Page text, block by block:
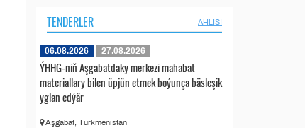
TENDERLER ÄHLISI
06.08.2026 27.08.2026
ÝHHG-niň Aşgabatdaky merkezi mahabat
materiallary bilen üpjün etmek boýunça bäsleşik
yglan edýär
Aşgabat, Türkmenistan